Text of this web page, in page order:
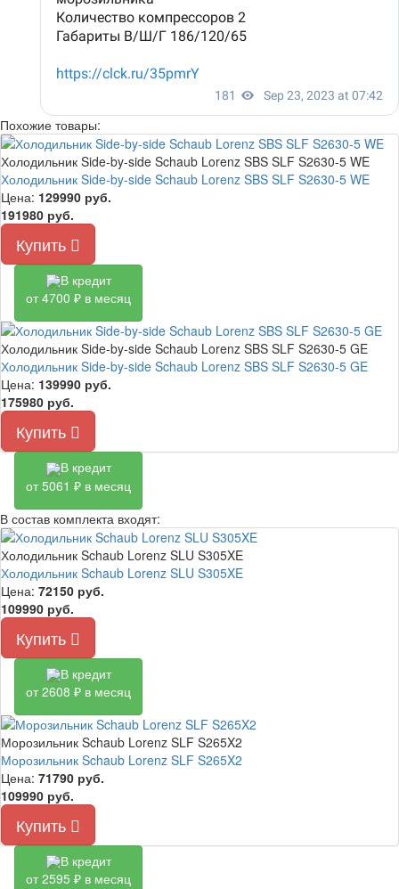
Похожие товары:
Холодильник Side-by-side Schaub Lorenz SBS SLF S2630-5 WE
Холодильник Side-by-side Schaub Lorenz SBS SLF S2630-5 WE
Цена: 129990 руб.
191980 руб.
Купить
В кредит
от 4700 ₽ в месяц
Холодильник Side-by-side Schaub Lorenz SBS SLF S2630-5 GE
Холодильник Side-by-side Schaub Lorenz SBS SLF S2630-5 GE
Цена: 139990 руб.
175980 руб.
Купить
В кредит
от 5061 ₽ в месяц
В состав комплекта входят:
Холодильник Schaub Lorenz SLU S305XE
Холодильник Schaub Lorenz SLU S305XE
Цена: 72150 руб.
109990 руб.
Купить
В кредит
от 2608 ₽ в месяц
Морозильник Schaub Lorenz SLF S265X2
Морозильник Schaub Lorenz SLF S265X2
Цена: 71790 руб.
109990 руб.
Купить
В кредит
от 2595 ₽ в месяц